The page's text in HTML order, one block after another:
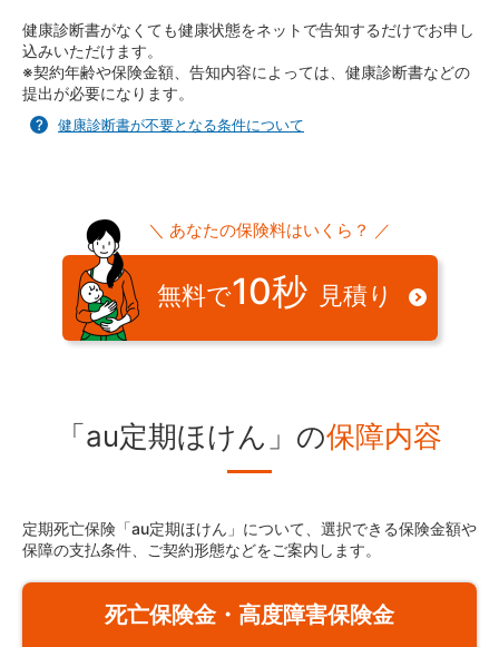
健康診断書がなくても健康状態をネットで告知するだけでお申し
込みいただけます。
※契約年齢や保険金額、告知内容によっては、健康診断書などの
提出が必要になります。
健康診断書が不要となる条件について
＼ あなたの保険料はいくら？ ／
無料で10秒 見積り
「au定期ほけん」の保障内容
定期死亡保険「au定期ほけん」について、選択できる保険金額や
保障の支払条件、ご契約形態などをご案内します。
死亡保険金・高度障害保険金